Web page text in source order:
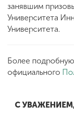
занявшим
Университета
Университета.
Более
официального
С